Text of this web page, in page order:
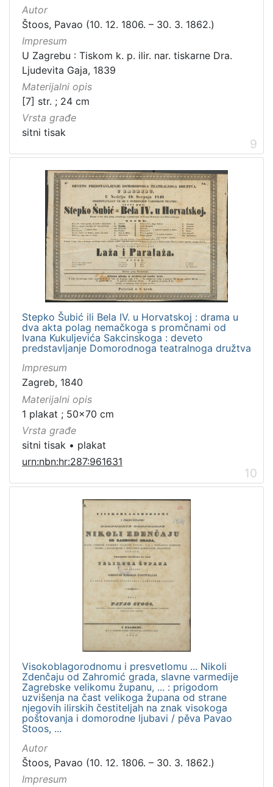
Autor
Štoos, Pavao (10. 12. 1806. – 30. 3. 1862.)
Impresum
U Zagrebu : Tiskom k. p. ilir. nar. tiskarne Dra.
Ljudevita Gaja, 1839
Materijalni opis
[7] str. ; 24 cm
Vrsta građe
sitni tisak
9
Stepko Šubić ili Bela IV. u Horvatskoj : drama u
dva akta polag nemačkoga s promčnami od
Ivana Kukuljevića Sakcinskoga : deveto
predstavljanje Domorodnoga teatralnoga družtva
Impresum
Zagreb, 1840
Materijalni opis
1 plakat ; 50x70 cm
Vrsta građe
sitni tisak • plakat
urn:nbn:hr:287:961631
10
Visokoblagorodnomu i presvetlomu ... Nikoli
Zdenčaju od Zahromić grada, slavne varmedije
Zagrebske velikomu županu, ... : prigodom
uzvišenja na čast velikoga župana od strane
njegovih ilirskih čestiteljah na znak visokoga
poštovanja i domorodne ljubavi / pěva Pavao
Stoos, ...
Autor
Štoos, Pavao (10. 12. 1806. – 30. 3. 1862.)
Impresum